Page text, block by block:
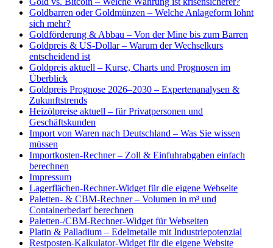
Goldbarren oder Goldmünzen – Welche Anlageform lohnt
sich mehr?
Goldförderung & Abbau – Von der Mine bis zum Barren
Goldpreis & US-Dollar – Warum der Wechselkurs
entscheidend ist
Goldpreis aktuell – Kurse, Charts und Prognosen im
Überblick
Goldpreis Prognose 2026–2030 – Expertenanalysen &
Zukunftstrends
Heizölpreise aktuell – für Privatpersonen und
Geschäftskunden
Import von Waren nach Deutschland – Was Sie wissen
müssen
Importkosten-Rechner – Zoll & Einfuhrabgaben einfach
berechnen
Impressum
Lagerflächen-Rechner-Widget für die eigene Webseite
Paletten- & CBM-Rechner – Volumen in m³ und
Containerbedarf berechnen
Paletten-/CBM-Rechner-Widget für Webseiten
Platin & Palladium – Edelmetalle mit Industriepotenzial
Restposten-Kalkulator-Widget für die eigene Website